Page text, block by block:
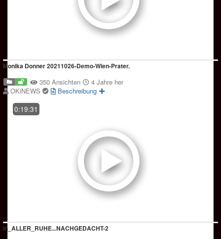
Monika Donner 20211026-Demo-Wien-Prater.
350 Ansichten
4 Jahre her
OKiNEWS
Beschreibung
0:19:31
In_ALLER_RUHE...NACHGEDACHT-2